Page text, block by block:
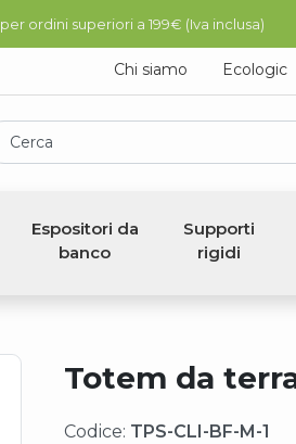
per ordini superiori a 199€ (Iva inclusa)
Chi siamo Ecologic
Cerca
Espositori da
banco
Supporti
rigidi
Totem da
Codice: TPS-CLI-BF-M-1